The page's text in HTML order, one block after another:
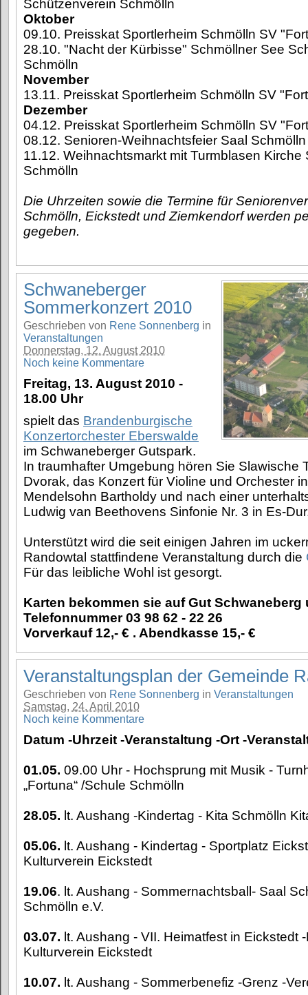
Schützenverein Schmölln
Oktober
09.10. Preisskat Sportlerheim Schmölln SV
28.10. "Nacht der Kürbisse" Schmöllner See
Schmölln
November
13.11. Preisskat Sportlerheim Schmölln SV
Dezember
04.12. Preisskat Sportlerheim Schmölln SV
08.12. Senioren-Weihnachtsfeier Saal
11.12. Weihnachtsmarkt mit Turmblasen Kirche
Schmölln
Die Uhrzeiten sowie die Termine für
Schmölln, Eickstedt und Ziemkendorf werden
gegeben.
Schwaneberger
Sommerkonzert 2010
Geschrieben von Rene Sonnenberg in
Veranstaltungen
Donnerstag, 12. August 2010
Noch keine Kommentare
Freitag, 13. August 2010 -
18.00 Uhr
spielt das Brandenburgische
Konzertorchester Eberswalde
im Schwaneberger Gutspark.
In traumhafter Umgebung hören Sie Slawische
Dvorak, das Konzert für Violine und Orchester
Mendelsohn Bartholdy und nach einer
Ludwig van Beethovens Sinfonie Nr. 3 in Es-
Unterstützt wird die seit einigen Jahren im
Randowtal stattfindene Veranstaltung durch die
Für das leibliche Wohl ist gesorgt.
Karten bekommen sie auf Gut Schwaneberg
Telefonnummer 03 98 62 - 22 26
Vorverkauf 12,- € . Abendkasse 15,- €
Veranstaltungsplan der Gemeinde
Geschrieben von Rene Sonnenberg in Veranstaltungen
Samstag, 24. April 2010
Noch keine Kommentare
Datum -Uhrzeit -Veranstaltung -Ort -
01.05. 09.00 Uhr - Hochsprung mit Musik -
„Fortuna“ /Schule Schmölln
28.05. lt. Aushang -Kindertag - Kita Schmölln
05.06. lt. Aushang - Kindertag - Sportplatz
Kulturverein Eickstedt
19.06. lt. Aushang - Sommernachtsball- Saal
Schmölln e.V.
03.07. lt. Aushang - VII. Heimatfest in Eickstedt
Kulturverein Eickstedt
10.07. lt. Aushang - Sommerbenefiz -Grenz -